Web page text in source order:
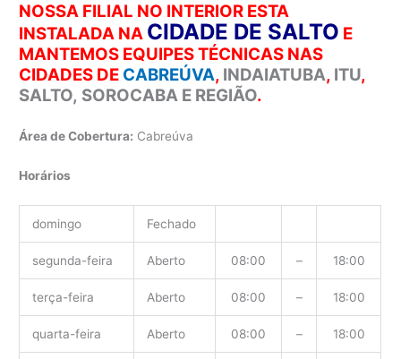
NOSSA FILIAL NO INTERIOR ESTA
INSTALADA NA CIDADE DE SALTO E
MANTEMOS EQUIPES TÉCNICAS NAS
CIDADES DE CABREÚVA, INDAIATUBA, ITU,
SALTO, SOROCABA E REGIÃO.
Área de Cobertura: Cabreúva
Horários
domingo Fechado
segunda-feira Aberto 08:00 – 18:00
terça-feira Aberto 08:00 – 18:00
quarta-feira Aberto 08:00 – 18:00